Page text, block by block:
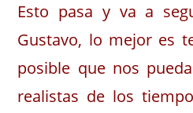
Esto pasa y va a
Gustavo, lo mejor es
posible que nos
realistas de los